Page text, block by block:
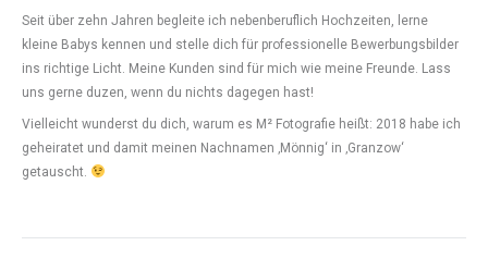
Seit über zehn Jahren begleite ich nebenberuflich Hochzeiten, lerne
kleine Babys kennen und stelle dich für professionelle Bewerbungsbilder
ins richtige Licht. Meine Kunden sind für mich wie meine Freunde. Lass
uns gerne duzen, wenn du nichts dagegen hast!
Vielleicht wunderst du dich, warum es M ² Fotografie heißt: 2018 habe ich
geheiratet und damit meinen Nachnamen ‚Mönnig‘ in ‚Granzow‘
getauscht.